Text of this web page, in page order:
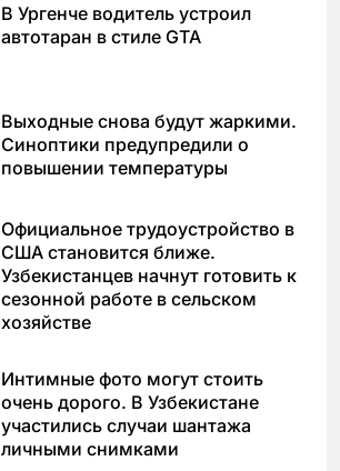
В Ургенче водитель устроил
автотаран в стиле GTA
Выходные снова будут жаркими.
Синоптики предупредили о
повышении температуры
Официальное трудоустройство в
США становится ближе.
Узбекистанцев начнут готовить к
сезонной работе в сельском
хозяйстве
Интимные фото могут стоить
очень дорого. В Узбекистане
участились случаи шантажа
личными снимками